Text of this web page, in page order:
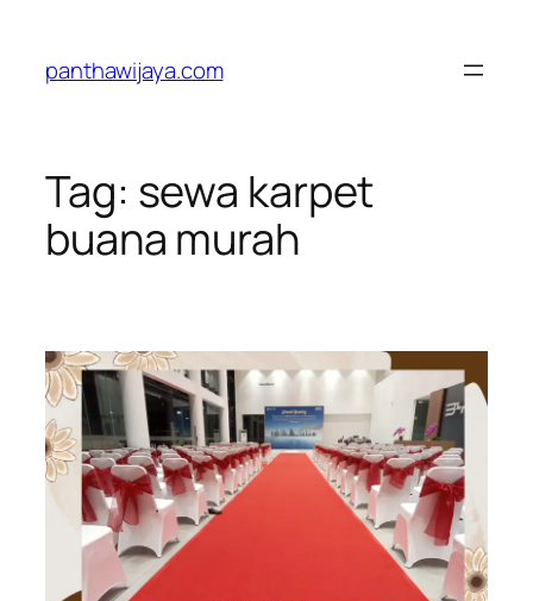
konten
panthawijaya.com
Tag: sewa karpet
buana murah